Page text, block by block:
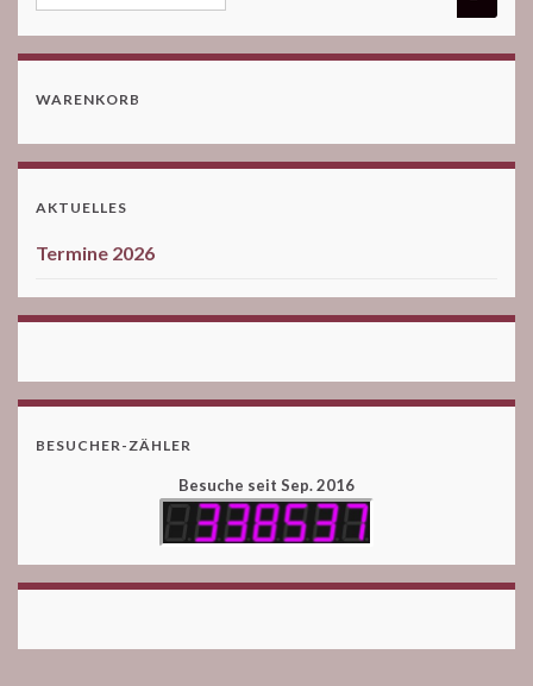
WARENKORB
AKTUELLES
Termine 2026
BESUCHER-ZÄHLER
Besuche seit Sep. 2016